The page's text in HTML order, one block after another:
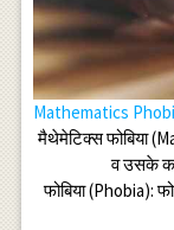
Mathematics
मैथेमेटिक्स फोबिया
व उसके
फोबिया (Phobia):